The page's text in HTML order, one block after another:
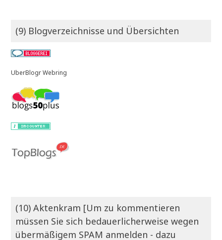
(9) Blogverzeichnisse und Übersichten
UberBlogr Webring
(10) Aktenkram [Um zu kommentieren
müssen Sie sich bedauerlicherweise wegen
übermäßigem SPAM anmelden - dazu